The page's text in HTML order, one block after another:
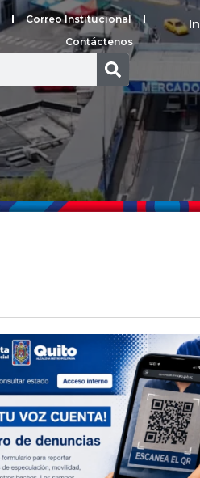
Correo Institucional
Contáctenos
Search